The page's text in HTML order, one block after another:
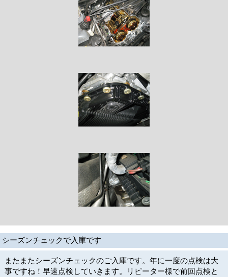
シーズンチェックで入庫です
またまたシーズンチェックのご入庫です。年に一度の点検は大
事ですね！早速点検していきます。リピーター様で前回点検と